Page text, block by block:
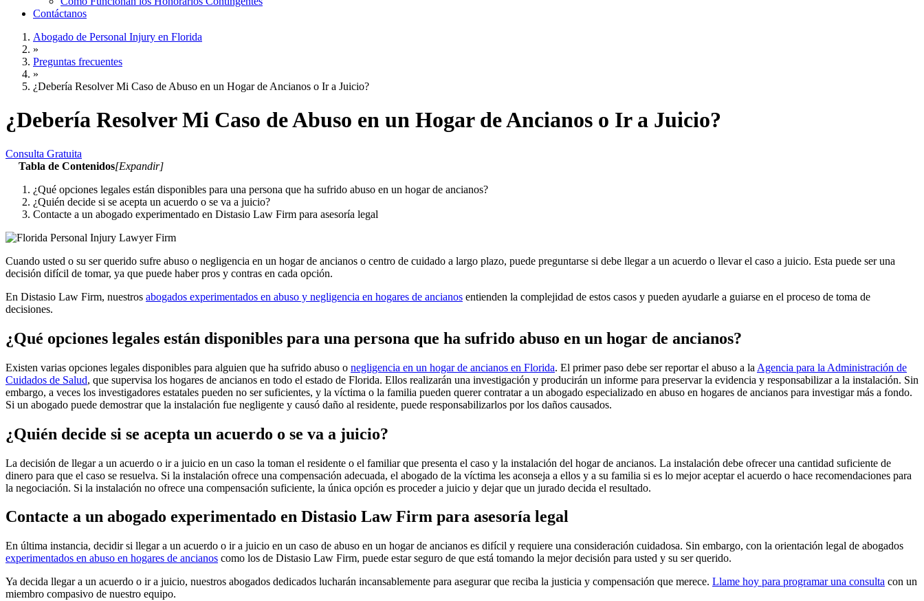
Contáctanos
Abogado de Personal Injury en Florida
»
Preguntas frecuentes
»
¿Debería Resolver Mi Caso de Abuso en un Hogar de Ancianos o Ir a Juicio?
¿Debería Resolver Mi Caso de Abuso en un Hogar de Ancianos o Ir a Juicio?
Consulta Gratuita
Tabla de Contenidos[Expandir]
¿Qué opciones legales están disponibles para una persona que ha sufrido abuso en un hogar de ancianos?
¿Quién decide si se acepta un acuerdo o se va a juicio?
Contacte a un abogado experimentado en Distasio Law Firm para asesoría legal
Cuando usted o su ser querido sufre abuso o negligencia en un hogar de ancianos o centro de cuidado a largo plazo, puede preguntarse si debe llegar a un acuerdo o llevar el caso a juicio. Esta puede ser una
decisión difícil de tomar, ya que puede haber pros y contras en cada opción.
En Distasio Law Firm, nuestros abogados experimentados en abuso y negligencia en hogares de ancianos entienden la complejidad de estos casos y pueden ayudarle a guiarse en el proceso de toma de
decisiones.
¿Qué opciones legales están disponibles para una persona que ha sufrido abuso en un hogar de ancianos?
Existen varias opciones legales disponibles para alguien que ha sufrido abuso o negligencia en un hogar de ancianos en Florida. El primer paso debe ser reportar el abuso a la Agencia para la Administración de
Cuidados de Salud, que supervisa los hogares de ancianos en todo el estado de Florida. Ellos realizarán una investigación y producirán un informe para preservar la evidencia y responsabilizar a la instalación. Sin
embargo, a veces los investigadores estatales pueden no ser suficientes, y la víctima o la familia pueden querer contratar a un abogado especializado en abuso en hogares de ancianos para investigar más a fondo.
Si un abogado puede demostrar que la instalación fue negligente y causó daño al residente, puede responsabilizarlos por los daños causados.
¿Quién decide si se acepta un acuerdo o se va a juicio?
La decisión de llegar a un acuerdo o ir a juicio en un caso la toman el residente o el familiar que presenta el caso y la instalación del hogar de ancianos. La instalación debe ofrecer una cantidad suficiente de
dinero para que el caso se resuelva. Si la instalación ofrece una compensación adecuada, el abogado de la víctima les aconseja a ellos y a su familia si es lo mejor aceptar el acuerdo o hace recomendaciones para
la negociación. Si la instalación no ofrece una compensación suficiente, la única opción es proceder a juicio y dejar que un jurado decida el resultado.
Contacte a un abogado experimentado en Distasio Law Firm para asesoría legal
En última instancia, decidir si llegar a un acuerdo o ir a juicio en un caso de abuso en un hogar de ancianos es difícil y requiere una consideración cuidadosa. Sin embargo, con la orientación legal de abogados
experimentados en abuso en hogares de ancianos como los de Distasio Law Firm, puede estar seguro de que está tomando la mejor decisión para usted y su ser querido.
Ya decida llegar a un acuerdo o ir a juicio, nuestros abogados dedicados lucharán incansablemente para asegurar que reciba la justicia y compensación que merece. Llame hoy para programar una consulta con un
miembro compasivo de nuestro equipo.